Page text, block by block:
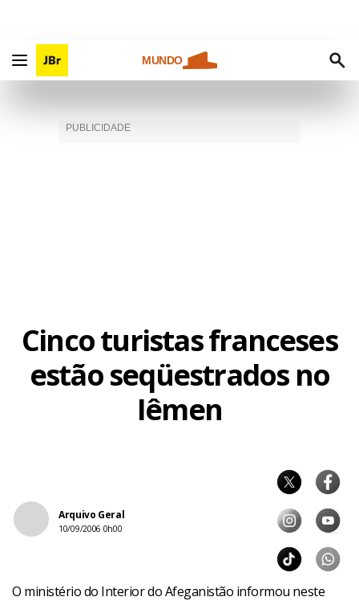
MUNDO
Cinco turistas franceses
estão seqüestrados no
Iêmen
Arquivo Geral
10/09/2006 0h00
O ministério do Interior do Afeganistão informou neste